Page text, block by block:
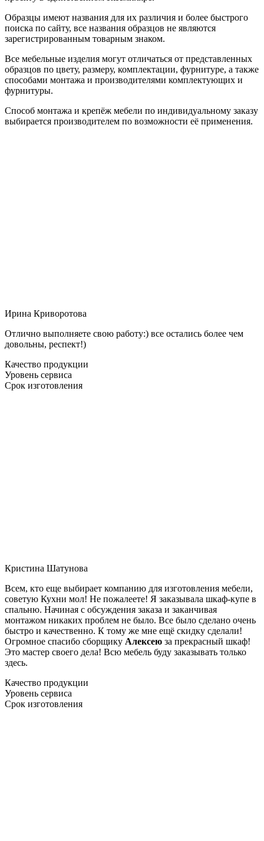
Образцы имеют названия для их различия и более быстрого
поиска по сайту, все названия образцов не являются
зарегистрированным товарным знаком.
Все мебельные изделия могут отличаться от представленных
образцов по цвету, размеру, комплектации, фурнитуре, а также
способами монтажа и производителями комплектующих и
фурнитуры.
Способ монтажа и крепёж мебели по индивидуальному заказу
выбирается производителем по возможности её применения.
Ирина Криворотова
Отлично выполняете свою работу:) все остались более чем
довольны, респект!)
Качество продукции
Уровень сервиса
Срок изготовления
Кристина Шатунова
Всем, кто еще выбирает компанию для изготовления мебели,
советую Кухни мол! Не пожалеете! Я заказывала шкаф-купе в
спальню. Начиная с обсуждения заказа и заканчивая
монтажом никаких проблем не было. Все было сделано очень
быстро и качественно. К тому же мне ещё скидку сделали!
Огромное спасибо сборщику Алексею за прекрасный шкаф!
Это мастер своего дела! Всю мебель буду заказывать только
здесь.
Качество продукции
Уровень сервиса
Срок изготовления